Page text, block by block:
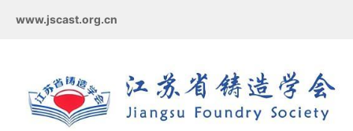
www.jscast.org.cn